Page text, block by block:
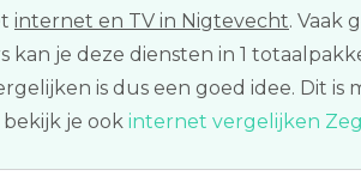
internet en TV in Nigtevecht. Vaak
kan je deze diensten in 1
is dus een goed idee. Dit
je ook internet vergelijken